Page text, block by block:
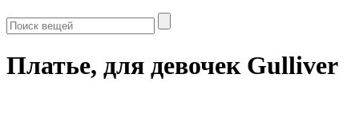
Платье, для девочек Gulliver